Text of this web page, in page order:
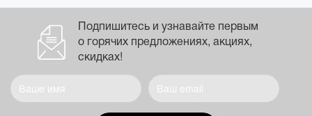
Подпишитесь и узнавайте первым
о горячих предложениях, акциях,
скидках!